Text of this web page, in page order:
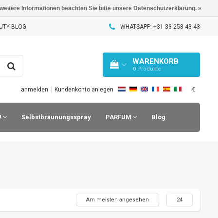
BLOG WHATSAPP: +31 33 258 43 43
WARENKORB
0 Produkte
anmelden Kundenkonto anlegen €
Selbstbräunungsspray PARFUM Blog
Am meisten angesehen 24
Informationen beachten Sie bitte unsere Datenschutzerklärung. »